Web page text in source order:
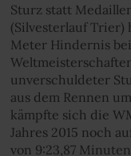
Sturz statt
(Silvesterlauf Trier)
Meter Hindernis
unverschuldeter
aus dem Rennen
kämpfte sich die
Jahres 2015 noch
von 9:23,87